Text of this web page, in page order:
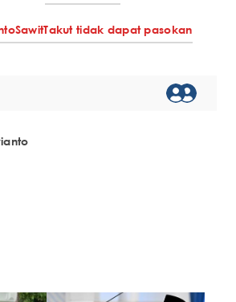
SawitTakut tidak dapat pasokan